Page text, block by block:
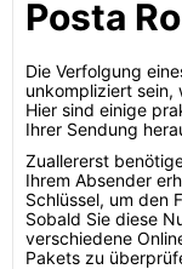
Posta
Die Verfolgung
unkompliziert sein,
Hier sind einige
Ihrer Sendung
Zuallererst
Ihrem Absender
Schlüssel, um den
Sobald Sie diese
verschiedene
Pakets zu